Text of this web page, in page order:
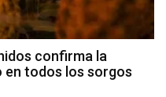
confirma la
en todos los sorgos